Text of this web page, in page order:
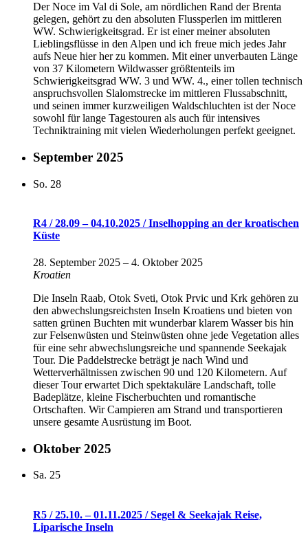
Der Noce im Val di Sole, am nördlichen Rand der Brenta
gelegen, gehört zu den absoluten Flussperlen im mittleren
WW. Schwierigkeitsgrad. Er ist einer meiner absoluten
Lieblingsflüsse in den Alpen und ich freue mich jedes Jahr
aufs Neue hier her zu kommen. Mit einer unverbauten Länge
von 37 Kilometern Wildwasser größtenteils im
Schwierigkeitsgrad WW. 3 und WW. 4., einer tollen technisch
anspruchsvollen Slalomstrecke im mittleren Flussabschnitt,
und seinen immer kurzweiligen Waldschluchten ist der Noce
sowohl für lange Tagestouren als auch für intensives
Techniktraining mit vielen Wiederholungen perfekt geeignet.
September 2025
So. 28
R4 / 28.09 – 04.10.2025 / Inselhopping an der kroatischen
Küste
28. September 2025 – 4. Oktober 2025
Kroatien
Die Inseln Raab, Otok Sveti, Otok Prvic und Krk gehören zu
den abwechslungsreichsten Inseln Kroatiens und bieten von
satten grünen Buchten mit wunderbar klarem Wasser bis hin
zur Felsenwüsten und Steinwüsten ohne jede Vegetation alles
für eine sehr abwechslungsreiche und spannende Seekajak
Tour. Die Paddelstrecke beträgt je nach Wind und
Wetterverhältnissen zwischen 90 und 120 Kilometern. Auf
dieser Tour erwartet Dich spektakuläre Landschaft, tolle
Badeplätze, kleine Fischerbuchten und romantische
Ortschaften. Wir Campieren am Strand und transportieren
unsere gesamte Ausrüstung im Boot.
Oktober 2025
Sa. 25
R5 / 25.10. – 01.11.2025 / Segel & Seekajak Reise,
Liparische Inseln